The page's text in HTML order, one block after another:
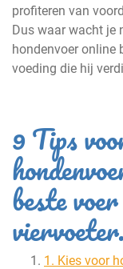
profiteren van
Dus waar wacht je
hondenvoer online
voeding die hij
9 Tips
beste
viervoeter.
1. Kies voor